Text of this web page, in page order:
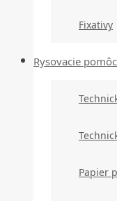
Fixativy
Rysovacie
Papier